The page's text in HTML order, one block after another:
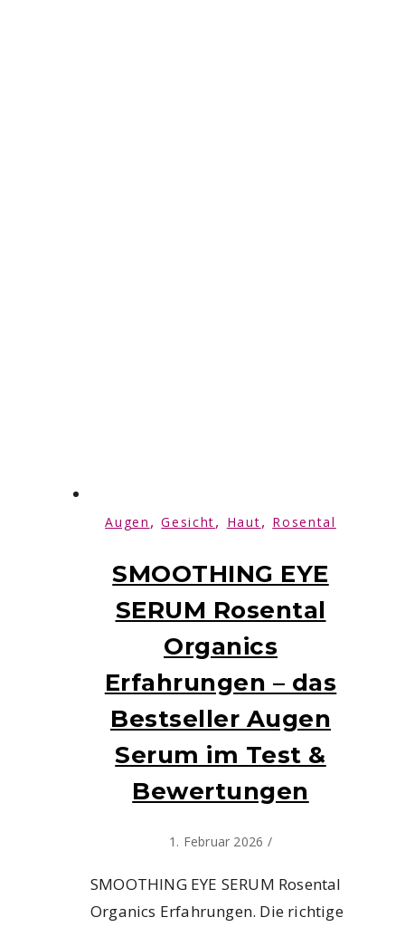
Augen ,Gesicht, Haut, Rosental
SMOOTHING EYE
SERUM Rosental
Organics
Erfahrungen – das
Bestseller Augen
Serum im Test &
Bewertungen
1. Februar 2026 /
SMOOTHING EYE SERUM Rosental
Organics Erfahrungen. Die richtige